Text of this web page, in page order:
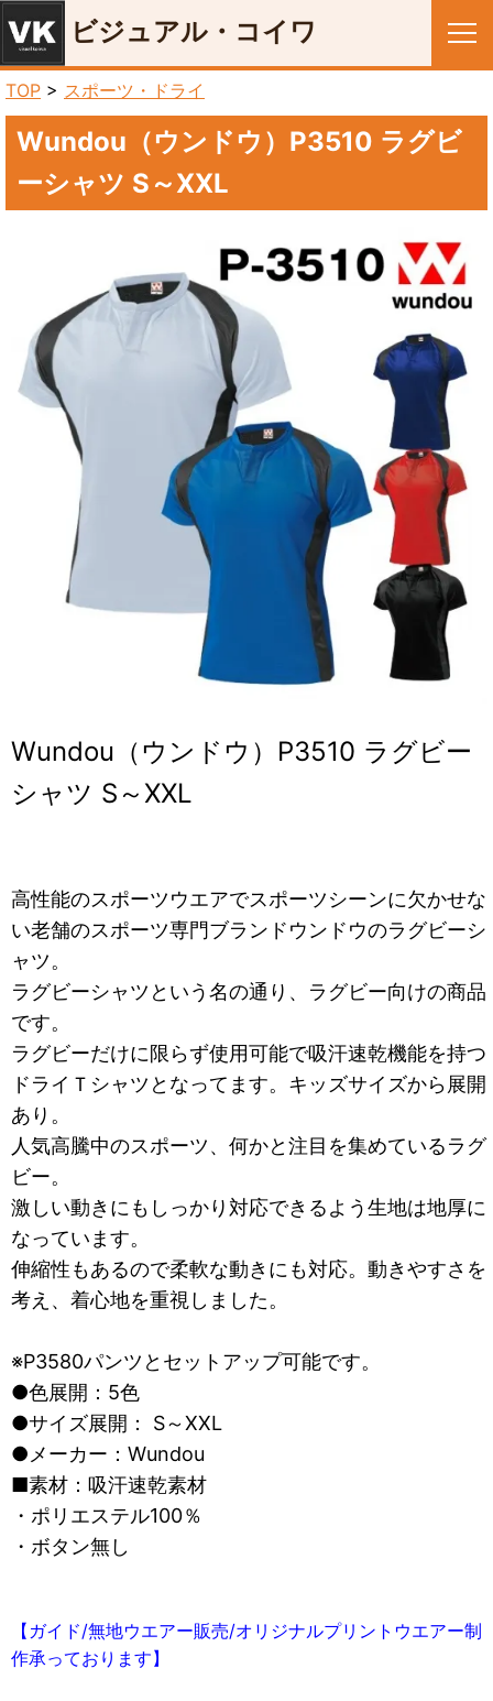
ビジュアル・コイワ
TOP > スポーツ・ドライ
Wundou（ウンドウ）P3510 ラグビ
ーシャツ S～XXL
Wundou（ウンドウ）P3510 ラグビー
シャツ S～XXL
高性能のスポーツウエアでスポーツシーンに欠かせな
い老舗のスポーツ専門ブランドウンドウのラグビーシ
ャツ。
ラグビーシャツという名の通り、ラグビー向けの商品
です。
ラグビーだけに限らず使用可能で吸汗速乾機能を持つ
ドライＴシャツとなってます。キッズサイズから展開
あり。
人気高騰中のスポーツ、何かと注目を集めているラグ
ビー。
激しい動きにもしっかり対応できるよう生地は地厚に
なっています。
伸縮性もあるので柔軟な動きにも対応。動きやすさを
考え、着心地を重視しました。
※P3580パンツとセットアップ可能です。
●色展開：5色
●サイズ展開： S～XXL
●メーカー：Wundou
■素材：吸汗速乾素材
・ポリエステル100％
・ボタン無し
【ガイド/無地ウエアー販売/オリジナルプリントウエアー制
作承っております】